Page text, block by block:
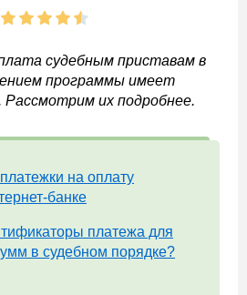
судебным приставам в
программы имеет
Рассмотрим их подробнее.
на оплату
банке
платежа для
в судебном порядке?